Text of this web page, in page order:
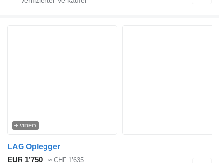
VIDEO
LAG Oplegger
EUR 1’750
≈ CHF 1’635